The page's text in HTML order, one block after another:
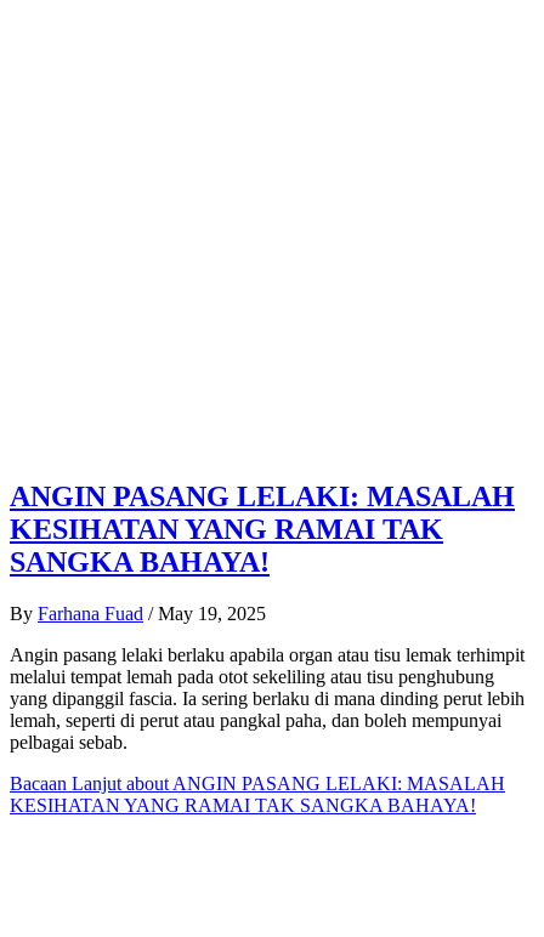
ANGIN PASANG LELAKI: MASALAH
KESIHATAN YANG RAMAI TAK
SANGKA BAHAYA!
By Farhana Fuad / May 19, 2025
Angin pasang lelaki berlaku apabila organ atau tisu lemak terhimpit
melalui tempat lemah pada otot sekeliling atau tisu penghubung
yang dipanggil fascia. Ia sering berlaku di mana dinding perut lebih
lemah, seperti di perut atau pangkal paha, dan boleh mempunyai
pelbagai sebab.
Bacaan Lanjut about ANGIN PASANG LELAKI: MASALAH
KESIHATAN YANG RAMAI TAK SANGKA BAHAYA!